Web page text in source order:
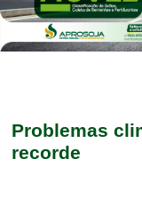
Problemas
recorde